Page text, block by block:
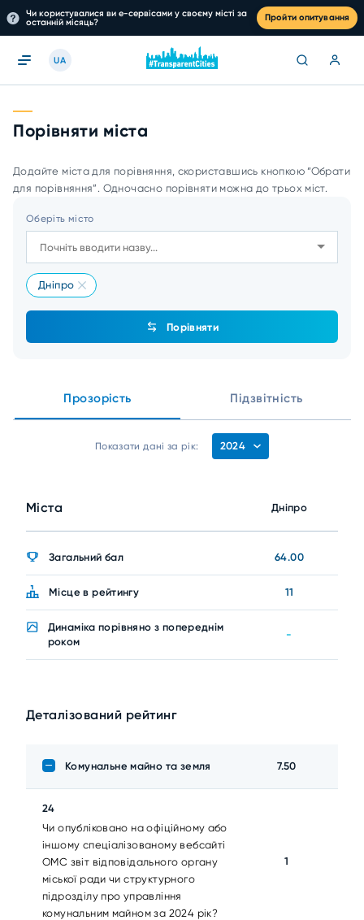
Чи користувалися ви е-сервісами у своєму місті за
останній місяць?
Пройти опитування
UA
Порівняти міста
Додайте міста для порівняння, скориставшись кнопкою “Обрати
для порівняння”. Одночасно порівняти можна до трьох міст.
Оберіть місто
Дніпро
Порівняти
Прозорість Підзвітність
Показати дані за рік: 2024
Міста Дніпро
Загальний бал 64.00
Місце в рейтингу 11
Динаміка порівняно з попереднім
роком
-
Деталізований рейтинг
Комунальне майно та земля 7.50
24
Чи опубліковано на офіційному або
іншому спеціалізованому вебсайті
ОМС звіт відповідального органу
міської ради чи структурного
підрозділу про управління
комунальним майном за 2024 рік?
1